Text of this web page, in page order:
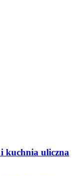
kuchnia uliczna